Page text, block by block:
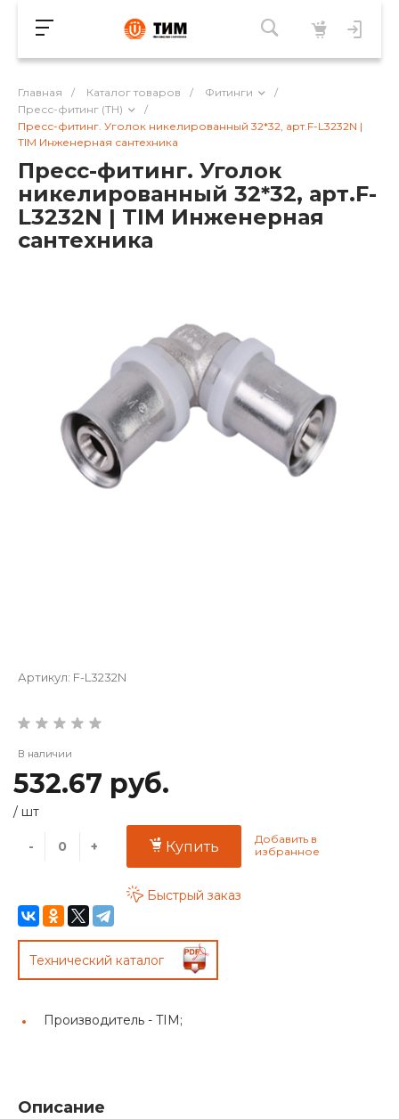
Главная / Каталог товаров / Фитинги
/
Пресс-фитинг (TH)
/
Пресс-фитинг. Уголок никелированный 32*32, арт.F-L3232N |
TIM Инженерная сантехника
Пресс-фитинг. Уголок
никелированный 32*32, арт.F-
L3232N | TIM Инженерная
сантехника
Артикул: F-L3232N
В наличии
532.67 руб.
/ шт
- + Купить
Быстрый заказ
Технический каталог
Производитель - TIM;
Описание